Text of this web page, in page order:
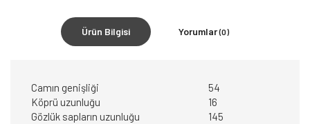
Ürün Bilgisi Yorumlar(0)
Camın genişliği
54
Köprü uzunluğu
16
Gözlük sapların uzunluğu
145